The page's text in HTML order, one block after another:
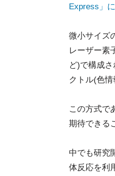
Express」
微小サイズ
レーザー素
ど)で構成
クトル(色
この方式で
期待できる
中でも研究
体反応を利